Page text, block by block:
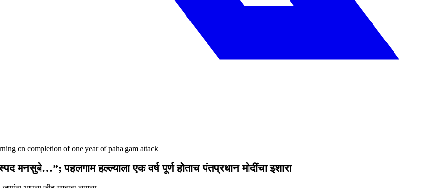
on completion of one year of pahalgam attack
मनसुबे…”; पहलगाम हल्ल्याला एक वर्ष पूर्ण होताच पंतप्रधान मोदींचा इशारा